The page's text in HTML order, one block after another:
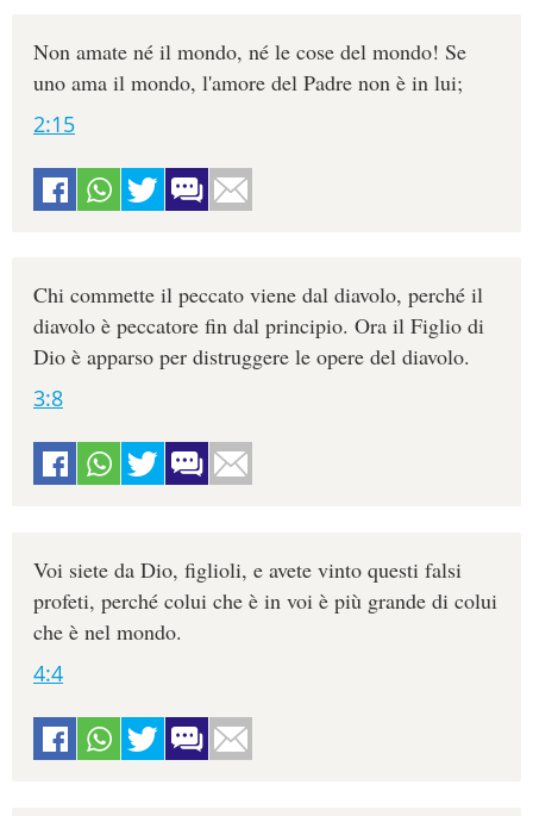
Non amate né il mondo, né le cose del mondo! Se
uno ama il mondo, l'amore del Padre non è in lui;
2:15
Chi commette il peccato viene dal diavolo, perché il
diavolo è peccatore fin dal principio. Ora il Figlio di
Dio è apparso per distruggere le opere del diavolo.
3:8
Voi siete da Dio, figlioli, e avete vinto questi falsi
profeti, perché colui che è in voi è più grande di colui
che è nel mondo.
4:4